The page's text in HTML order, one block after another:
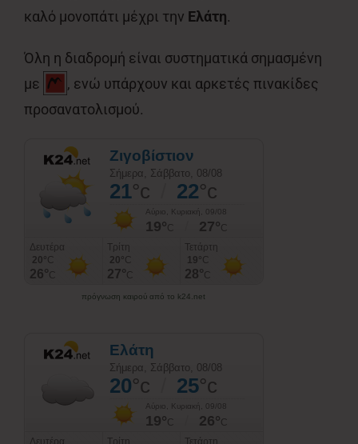
καλό μονοπάτι μέχρι την Ελάτη.
Όλη η διαδρομή είναι συστηματικά σημασμένη
με
, ενώ υπάρχουν και αρκετές πινακίδες
προσανατολισμού.
πρόγνωση καιρού από το k24.net